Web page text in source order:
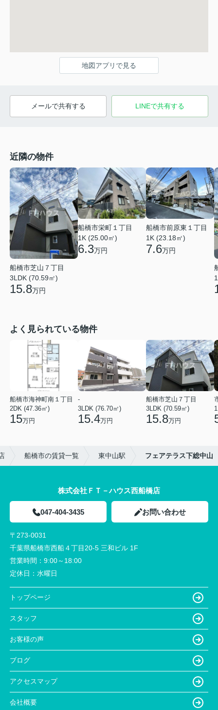
地図アプリで見る
メールで共有する LINEで共有する
近隣の物件
船橋市芝山７丁目
3LDK (70.59㎡)
15.8万円
船橋市栄町１丁目
1K (25.00㎡)
6.3万円
船橋市前原東１丁目
1K (23.18㎡)
7.6万円
よく見られている物件
船橋市海神町南１丁目
2DK (47.36㎡)
15万円
-
3LDK (76.70㎡)
15.4万円
船橋市芝山７丁目
3LDK (70.59㎡)
15.8万円
船橋市の賃貸一覧 東中山駅 フェアテラス下総中山
株式会社ＦＴ－ハウス西船橋店
047-404-3435 お問い合わせ
〒273-0031
千葉県船橋市西船４丁目20-5 三和ビル 1F
営業時間： 9:00～18:00
定休日： 水曜日
トップページ
スタッフ
お客様の声
ブログ
アクセスマップ
会社概要